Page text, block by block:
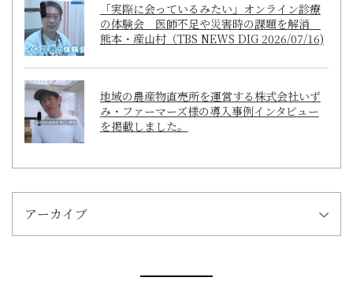
「実際に会っているみたい」オンライン診療
の体験会 医師不足や災害時の課題を解消
熊本・産山村（TBS NEWS DIG 2026/07/16)
地域の農産物直売所を運営する株式会社いず
み・ファーマーズ様の導入事例インタビュー
を掲載しました。
アーカイブ